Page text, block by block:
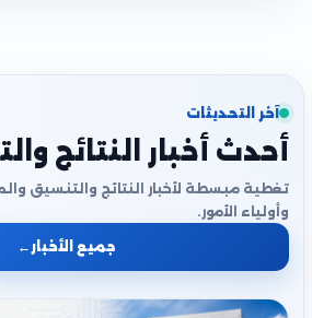
آخر التحديثات
أحدث أخبار النتائج
تغطية مبسطة لأخبار النتائج والتنسيق
وأولياء الأمور.
جميع الأخبار ←